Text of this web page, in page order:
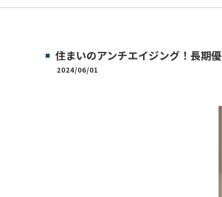
住まいのアンチエイジング！長期
2024/06/01